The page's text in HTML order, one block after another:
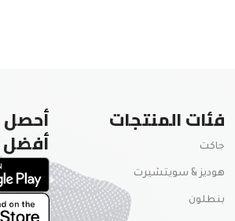
فئات المنتجات
جاكت
هوديز & سويتشيرت
بنطلون
أحصل
أفضل